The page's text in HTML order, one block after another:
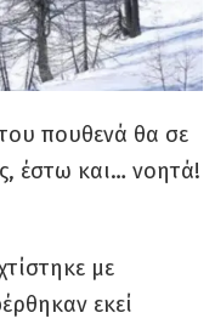
πουθενά θα σε
έστω και… νοητά!
με
εκεί